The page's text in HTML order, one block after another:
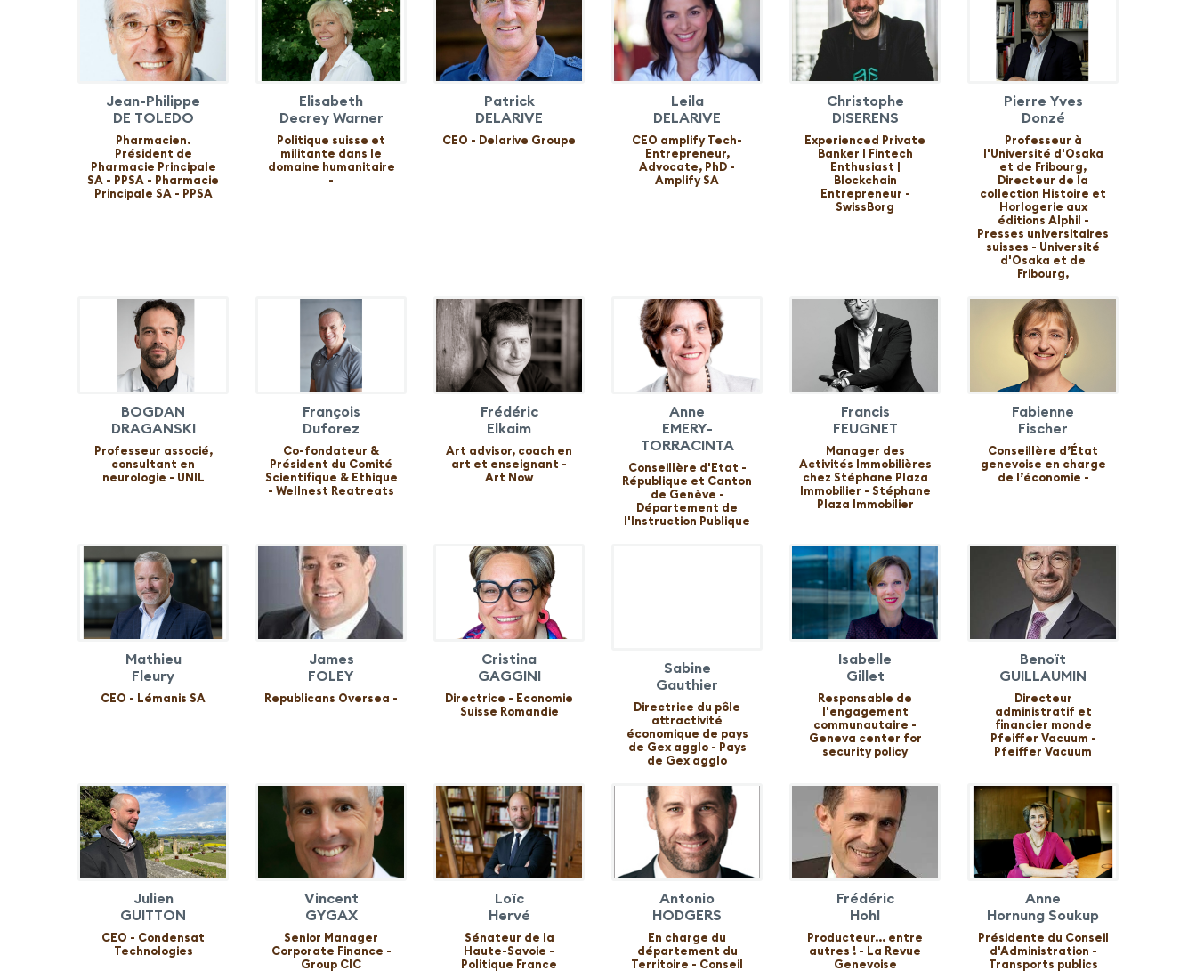
Jean-Philippe
DE TOLEDO
Pharmacien.
Président de
Pharmacie Principale
SA - PPSA - Pharmacie
Principale SA - PPSA
Elisabeth
Decrey Warner
Politique suisse et
militante dans le
domaine humanitaire
-
Patrick
DELARIVE
CEO - Delarive Groupe
Leila
DELARIVE
CEO amplify Tech-
Entrepreneur,
Advocate, PhD -
Amplify SA
Christophe
DISERENS
Experienced Private
Banker | Fintech
Enthusiast |
Blockchain
Entrepreneur -
SwissBorg
Pierre Yves
Donzé
Professeur à
l'Université d'Osaka
et de Fribourg,
Directeur de la
collection Histoire et
Horlogerie aux
éditions Alphil -
Presses universitaires
suisses - Université
d'Osaka et de
Fribourg,
BOGDAN
DRAGANSKI
Professeur associé,
consultant en
neurologie - UNIL
François
Duforez
Co-fondateur &
Président du Comité
Scientifique & Ethique
- Wellnest Reatreats
Frédéric
Elkaim
Art advisor, coach en
art et enseignant -
Art Now
Anne
EMERY-
TORRACINTA
Conseillère d'Etat -
République et Canton
de Genève -
Département de
l'Instruction Publique
Francis
FEUGNET
Manager des
Activités Immobilières
chez Stéphane Plaza
Immobilier - Stéphane
Plaza Immobilier
Fabienne
Fischer
Conseillère d’État
genevoise en charge
de l’économie -
Mathieu
Fleury
CEO - Lémanis SA
James
FOLEY
Republicans Oversea -
Cristina
GAGGINI
Directrice - Economie
Suisse Romandie
Sabine
Gauthier
Directrice du pôle
attractivité
économique de pays
de Gex agglo - Pays
de Gex agglo
Isabelle
Gillet
Responsable de
l'engagement
communautaire -
Geneva center for
security policy
Benoït
GUILLAUMIN
Directeur
administratif et
financier monde
Pfeiffer Vacuum -
Pfeiffer Vacuum
Julien
GUITTON
CEO - Condensat
Technologies
Vincent
GYGAX
Senior Manager
Corporate Finance -
Group CIC
Loïc
Hervé
Sénateur de la
Haute-Savoie -
Politique France
Antonio
HODGERS
En charge du
département du
Territoire - Conseil
Frédéric
Hohl
Producteur... entre
autres ! - La Revue
Genevoise
Anne
Hornung Soukup
Présidente du Conseil
d'Administration -
Transports publics